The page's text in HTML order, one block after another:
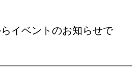
イベントのお知らせで